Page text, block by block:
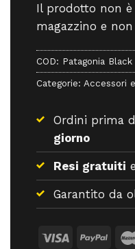
Il prodotto non
magazzino e
COD: Patagonia
Categorie: Accessori
Ordini prima
giorno
Resi gratuiti
Garantito da